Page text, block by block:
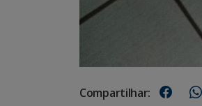
Compartilhar: